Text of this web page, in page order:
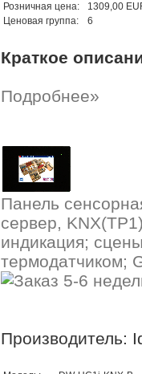
Розничная цена:
1309,00
Ценовая группа:
6
Краткое
Подробнее»
Панель
сервер,
индикация;
термодатчиком;
Производитель: